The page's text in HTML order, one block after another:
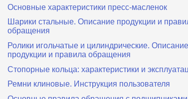
Основные характеристики пресс‑масленок
Шарики стальные. Описание продукции и
обращения
Ролики игольчатые и цилиндрические. Описание
продукции и правила обращения
Стопорные кольца: характеристики и
Ремни клиновые. Инструкция пользователя